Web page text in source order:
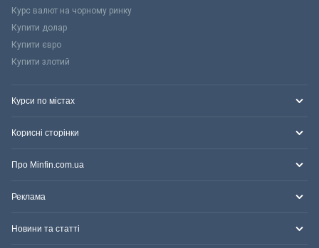
Курс валют на чорному ринку
Купити долар
Купити євро
Купити злотий
Курси по містах
Корисні сторінки
Про Minfin.com.ua
Реклама
Новини та статті